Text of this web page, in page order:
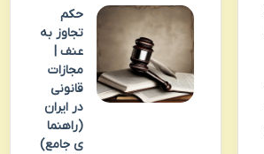
حکم
تجاوز به
عنف |
مجازات
قانونی
در ایران
(راهنما
ی جامع)